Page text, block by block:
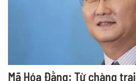
Mã Hóa Đằng: Từ chàng